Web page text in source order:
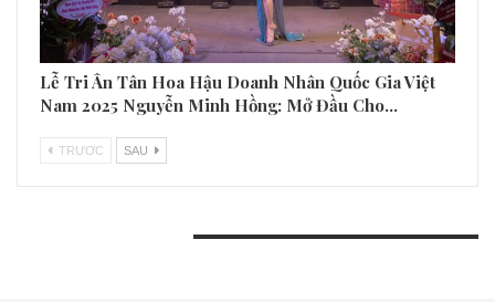
Lễ Tri Ân Tân Hoa Hậu Doanh Nhân Quốc Gia Việt
Nam 2025 Nguyễn Minh Hồng: Mở Đầu Cho…
TRƯƠC SAU